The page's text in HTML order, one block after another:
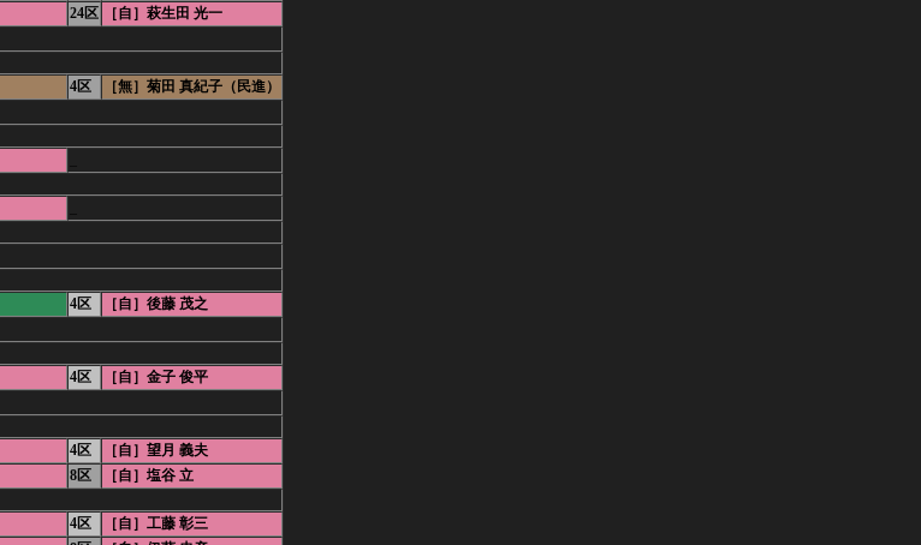
24区
［自］萩生田 光一
4区
［無］菊田 真紀子（民進）
4区
［自］後藤 茂之
4区
［自］金子 俊平
4区
［自］望月 義夫
8区
［自］塩谷 立
4区
［自］工藤 彰三